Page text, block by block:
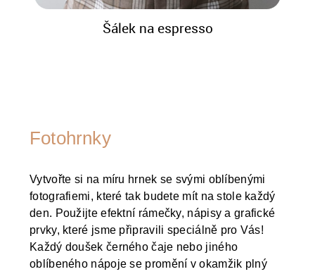
Šálek na espresso
Fotohrnky
Vytvořte si na míru hrnek se svými oblíbenými
fotografiemi, které tak budete mít na stole každý
den. Použijte efektní rámečky, nápisy a grafické
prvky, které jsme připravili speciálně pro Vás!
Každý doušek černého čaje nebo jiného
oblíbeného nápoje se promění v okamžik plný